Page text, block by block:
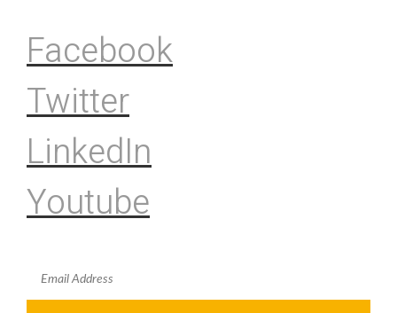
Facebook
Twitter
LinkedIn
Youtube